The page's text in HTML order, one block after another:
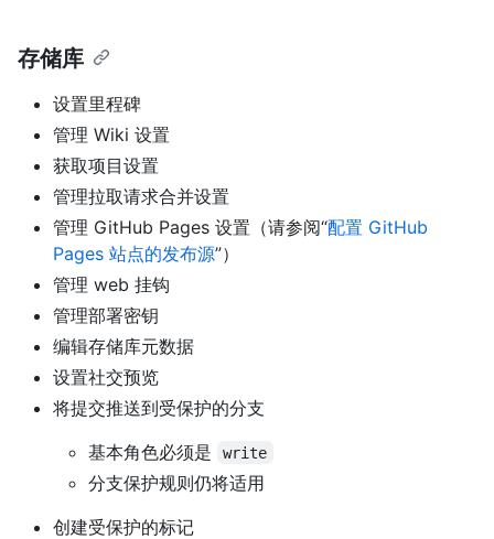
存储库
设置里程碑
管理 Wiki 设置
获取项目设置
管理拉取请求合并设置
管理 GitHub Pages 设置（请参阅“配置 GitHub
Pages 站点的发布源”）
管理 web 挂钩
管理部署密钥
编辑存储库元数据
设置社交预览
将提交推送到受保护的分支
基本角色必须是
write
分支保护规则仍将适用
创建受保护的标记